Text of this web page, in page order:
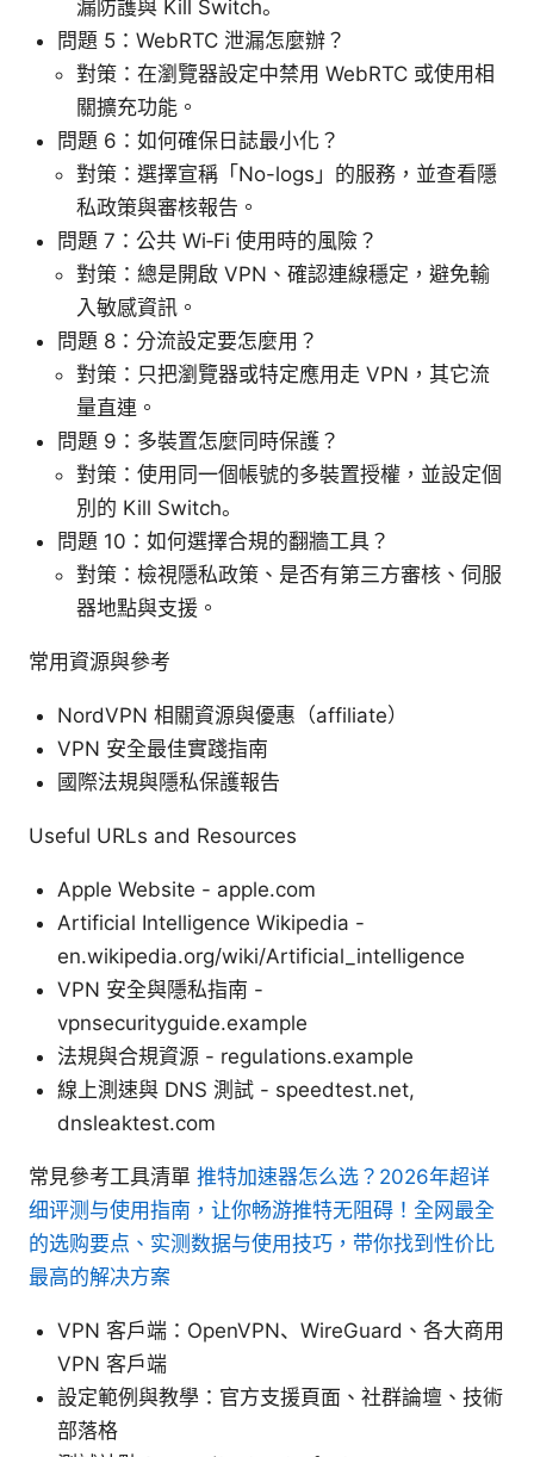
漏防護與 Kill Switch。
問題 5：WebRTC 泄漏怎麼辦？
對策：在瀏覽器設定中禁用 WebRTC 或使用相
關擴充功能。
問題 6：如何確保日誌最小化？
對策：選擇宣稱「No-logs」的服務，並查看隱
私政策與審核報告。
問題 7：公共 Wi‑Fi 使用時的風險？
對策：總是開啟 VPN、確認連線穩定，避免輸
入敏感資訊。
問題 8：分流設定要怎麼用？
對策：只把瀏覽器或特定應用走 VPN，其它流
量直連。
問題 9：多裝置怎麼同時保護？
對策：使用同一個帳號的多裝置授權，並設定個
別的 Kill Switch。
問題 10：如何選擇合規的翻牆工具？
對策：檢視隱私政策、是否有第三方審核、伺服
器地點與支援。
常用資源與參考
NordVPN 相關資源與優惠（affiliate）
VPN 安全最佳實踐指南
國際法規與隱私保護報告
Useful URLs and Resources
Apple Website - apple.com
Artificial Intelligence Wikipedia -
en.wikipedia.org/wiki/Artificial_intelligence
VPN 安全與隱私指南 -
vpnsecurityguide.example
法規與合規資源 - regulations.example
線上測速與 DNS 測試 - speedtest.net,
dnsleaktest.com
常見參考工具清單 推特加速器怎么选？2026年超详
细评测与使用指南，让你畅游推特无阻碍！全网最全
的选购要点、实测数据与使用技巧，带你找到性价比
最高的解决方案
VPN 客戶端：OpenVPN、WireGuard、各大商用
VPN 客戶端
設定範例與教學：官方支援頁面、社群論壇、技術
部落格